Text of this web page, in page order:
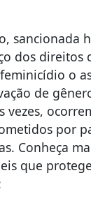
sancionada
dos direitos
o
de
vezes,
por
Conheça
que